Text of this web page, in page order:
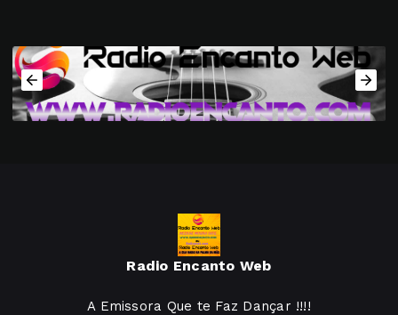
Radio Encanto Web
A Emissora Que te Faz Dançar !!!!